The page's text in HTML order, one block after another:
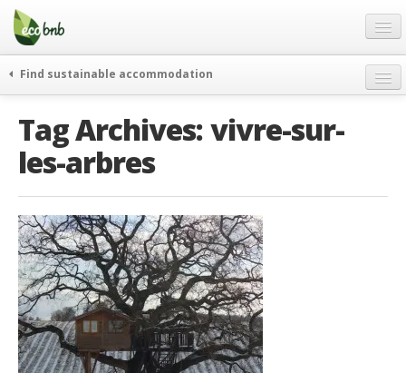
Menu
Skip
content
Offres Spéciales
FAQ
À propos
Partenaires
Contacts
French
German
English
Spanish
Find sustainable accommodation
Tag Archives:vivre-sur-
les-arbres